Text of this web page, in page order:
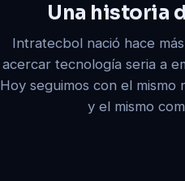
Una historia
Intratecbol nació hace
acercar tecnología seria a
Hoy seguimos con el
y el mismo